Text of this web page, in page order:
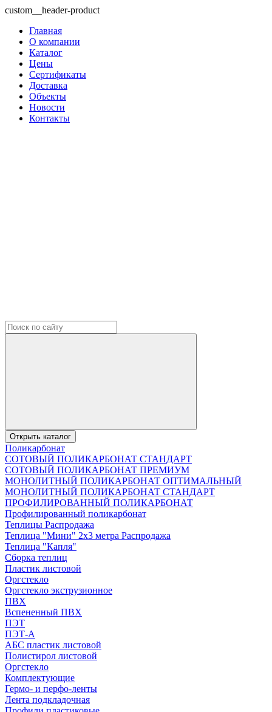
custom__header-product
Главная
О компании
Каталог
Цены
Сертификаты
Доставка
Объекты
Новости
Контакты
Открыть каталог
Поликарбонат
СОТОВЫЙ ПОЛИКАРБОНАТ СТАНДАРТ
СОТОВЫЙ ПОЛИКАРБОНАТ ПРЕМИУМ
МОНОЛИТНЫЙ ПОЛИКАРБОНАТ ОПТИМАЛЬНЫЙ
МОНОЛИТНЫЙ ПОЛИКАРБОНАТ СТАНДАРТ
ПРОФИЛИРОВАННЫЙ ПОЛИКАРБОНАТ
Профилированный поликарбонат
Теплицы Распродажа
Теплица "Мини" 2х3 метра Распродажа
Теплица "Капля"
Сборка теплиц
Пластик листовой
Оргстекло
Оргстекло экструзионное
ПВХ
Вспененный ПВХ
ПЭТ
ПЭТ-А
АБС пластик листовой
Полистирол листовой
Оргстекло
Комплектующие
Гермо- и перфо-ленты
Лента подкладочная